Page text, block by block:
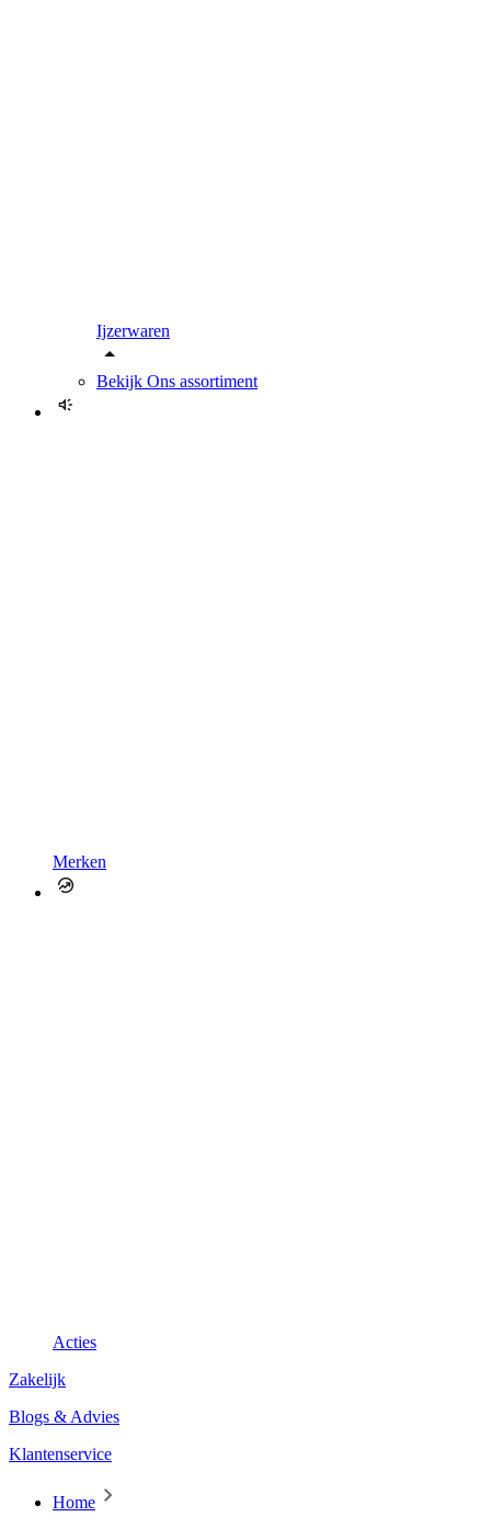
Ijzerwaren
Bekijk Ons assortiment
Merken
Acties
Zakelijk
Blogs & Advies
Klantenservice
Home